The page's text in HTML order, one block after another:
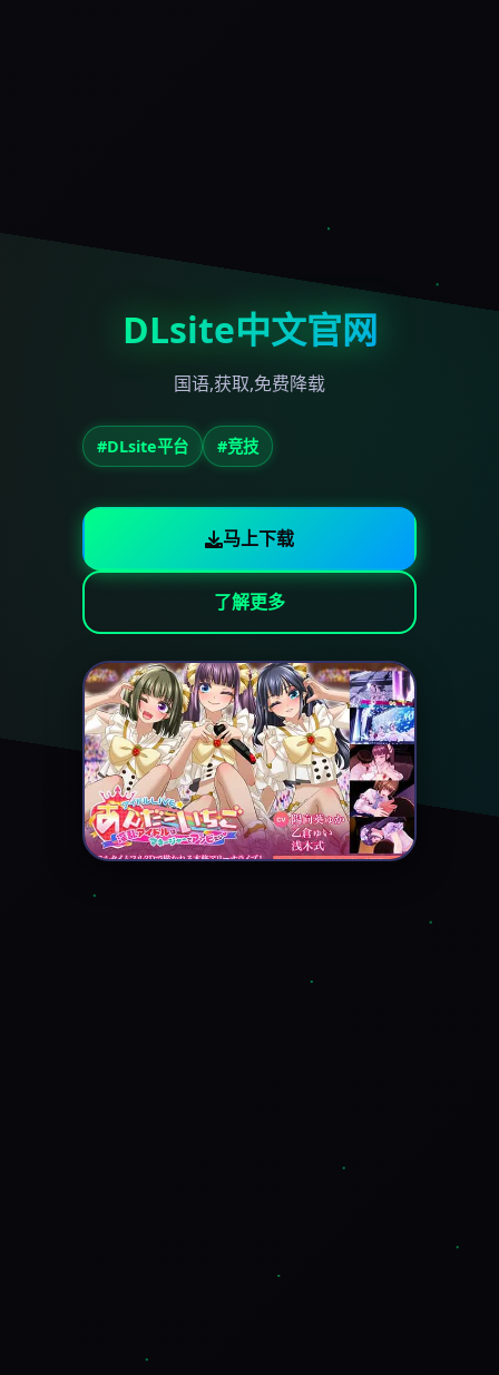
DLsite中文官网
国语,获取,免费降载
#DLsite平台 #竞技
马上下载
了解更多